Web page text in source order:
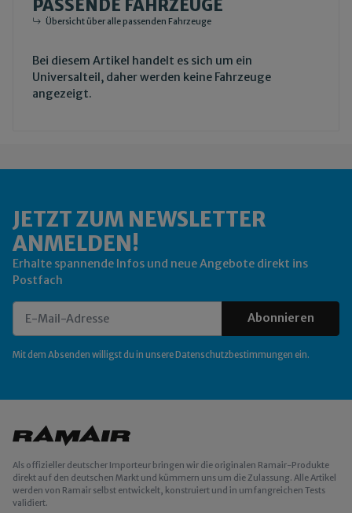
PASSENDE FAHRZEUGE
Übersicht über alle passenden Fahrzeuge
Bei diesem Artikel handelt es sich um ein
Universalteil, daher werden keine Fahrzeuge
angezeigt.
JETZT ZUM NEWSLETTER
ANMELDEN!
Erhalte spannende Infos und neue Angebote direkt ins
Postfach
Abonnieren
Mit dem Absenden willigst du in unsereDatenschutzbestimmungen ein.
Als offizieller deutscher Importeur bringen wir die originalen Ramair-Produkte
direkt auf den deutschen Markt und kümmern uns um die Zulassung. Alle Artikel
werden von Ramair selbst entwickelt, konstruiert und in umfangreichen Tests
validiert.